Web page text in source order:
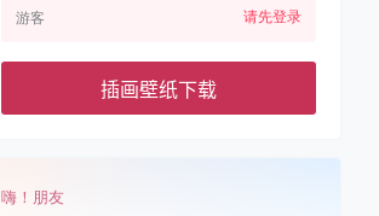
游客 请先登录
插画壁纸下载
嗨！朋友